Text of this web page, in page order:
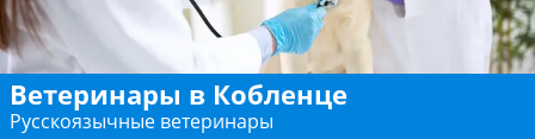
Ветеринары в Кобленце
Русскоязычные ветеринары